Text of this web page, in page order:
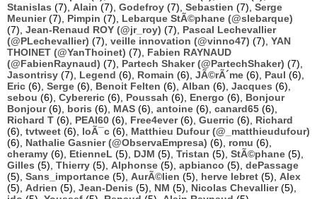
Stanislas (7), Alain (7), Godefroy (7), Sebastien (7), Serge
Meunier(7), Pimpin (7), Lebarque StÃ©phane (@slebarque)
(7), Jean-Renaud ROY (@jr_roy) (7), Pascal Lechevallier
(@PLechevallier) (7), veille innovation (@vinno47) (7), YAN
THOINET (@YanThoinet) (7), Fabien RAYNAUD
(@FabienRaynaud) (7), Partech Shaker (@PartechShaker) (7),
Jasontrisy (7), Legend (6), Romain (6), JÃ©rÃ´me (6), Paul (6),
Eric (6), Serge (6), Benoit Felten (6), Alban (6), Jacques (6),
sebou (6), Cybereric (6), Poussah (6), Energo (6), Bonjour
Bonjour(6), boris (6), MAS (6), antoine (6), canard65 (6),
Richard T (6), PEAI60 (6), Free4ever(6), Guerric (6), Richard
(6), tvtweet (6), loÃ¯c (6), Matthieu Dufour (@_matthieudufour)
(6), Nathalie Gasnier (@ObservaEmpresa) (6), romu (6),
cheramy (6), EtienneL (5), DJM (5), Tristan (5), StÃ©phane (5),
Gilles (5), Thierry (5), Alphonse (5), apbianco (5), dePassage
(5), Sans_importance (5), AurÃ©lien (5), herve lebret (5), Alex
(5), Adrien (5), Jean-Denis (5), NM (5), Nicolas Chevallier(5),